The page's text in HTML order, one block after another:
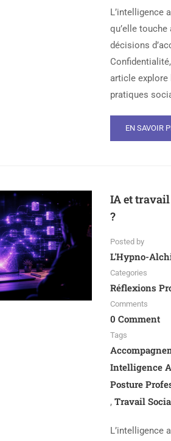
L’intelligence
qu’elle
décisions
article explore
pratiques
EN SAVOIR
IA et
?
Posted by
L'Hypno-
Categories
Réflexions
Comments
0 Comment
Tags
Intelligence
Posture
, Travail
L’intelligence